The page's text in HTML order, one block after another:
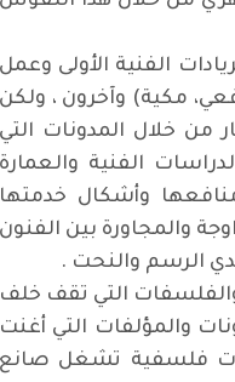
الفنية الأولى وعمل
مكية) وآخرون ، ولكن
من خلال المدونات التي
الفنية والعمارة
وأشكال خدمتها
والمجاورة بين الفنون
الرسم والنحت .
التي تقف خلف
والمؤلفات التي أغنت
فلسفية تشغل صانع